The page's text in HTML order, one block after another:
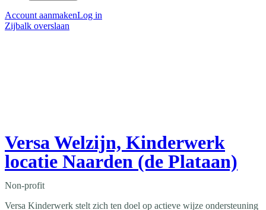
Account aanmakenLog in
Zijbalk overslaan
Versa Welzijn, Kinderwerk
locatie Naarden (de Plataan)
Non-profit
Versa Kinderwerk stelt zich ten doel op actieve wijze ondersteuning